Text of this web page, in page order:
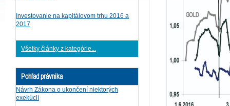
Investovanie na kapitálovom trhu 2016 a
2017
Všetky články z kategórie...
Pohľad právnika
Návrh Zákona o ukončení niektorých
exekúcií